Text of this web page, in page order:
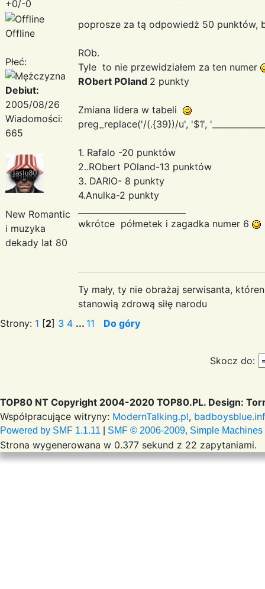
+0/-0
Offline
Płeć:
Debiut:
2005/08/26
Wiadomości:
665
New Romantic
i muzyka
dekady lat 80
poprosze za tą odpowiedż 50 punktów,
ROb.
Tyle to nie przewidziałem za ten numer
RObert POland 2 punkty
Zmiana lidera w tabeli
preg_replace('/(.{39})/u', '$1',
1. Rafalo -20 punktów
2..RObert POland-13 punktów
3. DARIO- 8 punkty
4.Anulka-2 punkty
wkrótce półmetek i zagadka numer 6
Ty mały, ty nie obrażaj serwisanta,
stanowią zdrową siłę narodu
Strony: 1 [2] 3 4 ... 11 Do góry
Skocz do:
TOP80 NT Copyright 2004-2020 TOP80.PL. Design:
Współpracujące witryny: ModernTalking.pl,
Powered by SMF 1.1.11 SMF © 2006-2009, Simple Machines
Strona wygenerowana w 0.377 sekund z 22 zapytaniami.